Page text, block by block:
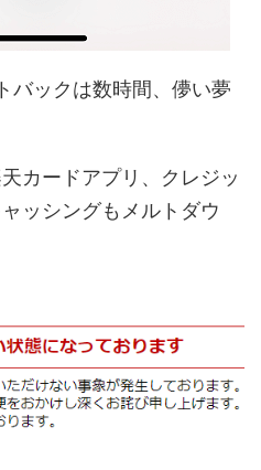
バックは数時間、儚い夢
カードアプリ、クレジッ
ッシングもメルトダウ